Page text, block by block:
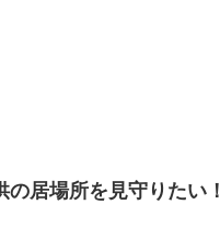
の居場所を見守りたい！